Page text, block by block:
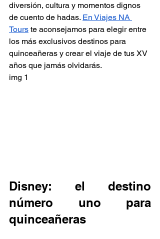
diversión, cultura y momentos dignos
de cuento de hadas. En Viajes NA
Tours te aconsejamos para elegir entre
los más exclusivos destinos para
quinceañeras y crear el viaje de tus XV
años que jamás olvidarás.
img 1
Disney: el destino
número uno para
quinceañeras